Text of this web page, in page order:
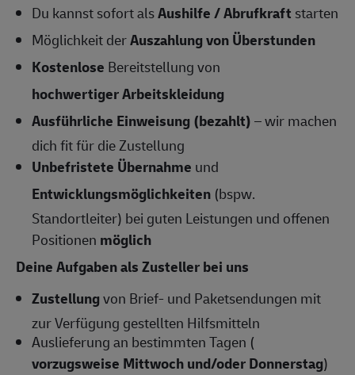
Du kannst sofort alsAushilfe / Abrufkraft starten
Möglichkeit derAuszahlung von Überstunden
Kostenlose Bereitstellung von
hochwertiger Arbeitskleidung
Ausführliche Einweisung (bezahlt)– wir machen
dich fit für die Zustellung
Unbefristete Übernahme und
Entwicklungsmöglichkeiten (bspw.
Standortleiter) bei guten Leistungen und offenen
Positionen möglich
Deine Aufgaben als Zusteller bei uns
Zustellungvon Brief- und Paketsendungen mit
zur Verfügung gestellten Hilfsmitteln
Auslieferung an bestimmten Tagen (
vorzugsweise Mittwoch und/oder Donnerstag)